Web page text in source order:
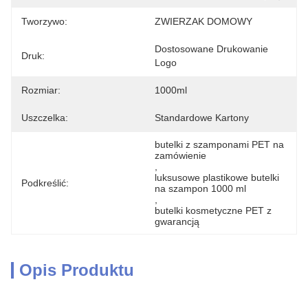
Tworzywo: ZWIERZAK DOMOWY
Druk:
Dostosowane Drukowanie
Logo
Rozmiar: 1000ml
Uszczelka: Standardowe Kartony
Podkreślić:
butelki z szamponami PET na
zamówienie
luksusowe plastikowe butelki
na szampon 1000 ml
butelki kosmetyczne PET z
gwarancją
Opis Produktu